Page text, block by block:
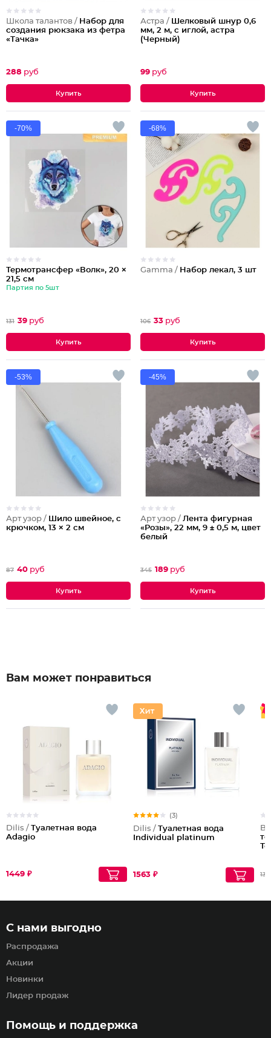
Школа талантов / Набор для
создания рюкзака из фетра
«Тачка»
288 руб
Астра / Шелковый шнур 0,6
мм, 2 м, с иглой, астра
(Черный)
99 руб
-70%
Термотрансфер «Волк», 20 ×
21,5 см
Партия по 5шт
131 39 руб
-68%
Gamma / Набор лекал, 3 шт
106 33 руб
-53%
Арт узор / Шило швейное, с
крючком, 13 × 2 см
87 40 руб
-45%
Арт узор / Лента фигурная
«Розы», 22 мм, 9 ± 0,5 м, цвет
белый
345 189 руб
Вам может понравиться
Dilis / Туалетная вода
Adagio
1449 ₽
(3)
Dilis / Туалетная вода
Individual platinum
1563 ₽
Помощь и поддержка
С нами выгодно
Распродажа
Акции
Новинки
Лидер продаж